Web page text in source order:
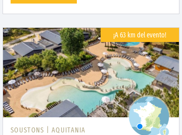
¡A 63 km del evento!
SOUSTONS | AQUITANIA